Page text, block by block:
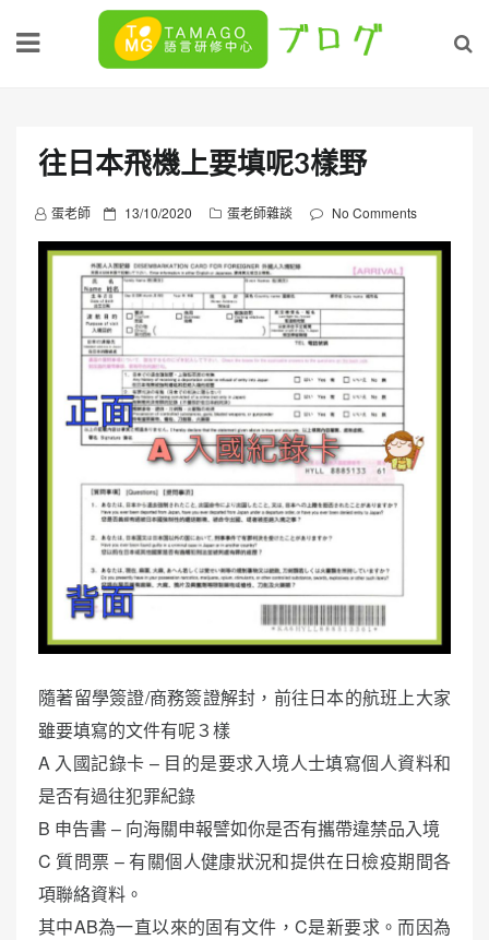
往日本飛機上要填呢3樣野
蛋老師
P
o
s
t
e
d
o
n
13/10/2020 蛋老師雜談 No Comments
隨著留學簽證/商務簽證解封，前往日本的航班上大家
雖要填寫的文件有呢３樣
A 入國記錄卡 – 目的是要求入境人士填寫個人資料和
是否有過往犯罪紀錄
B 申告書 – 向海關申報譬如你是否有攜帶違禁品入境
C 質問票 – 有關個人健康狀況和提供在日檢疫期間各
項聯絡資料。
其中AB為一直以來的固有文件，C是新要求。而因為